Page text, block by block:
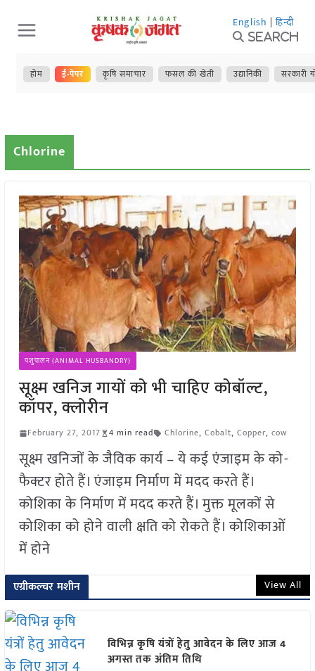
Skip
to
content
English | हिन्दी
Search
होम ई-पेपर कृषि समाचार फसल की खेती उद्यानिकी सरकारी
Chlorine
पशुपालन (ANIMAL HUSBANDRY)
सूक्ष्म खनिज गायों को भी चाहिए कोबॉल्ट,
कॉपर, क्लोरीन
February 27, 2017 4 min read Chlorine, Cobalt, Copper, cow
सूक्ष्म खनिजों के जैविक कार्य – ये कई एंजाइम के को-
फैक्टर होते हैं। एंजाइम निर्माण में मदद करते हैं।
कोशिका के निर्माण में मदद करते हैं। मुक्त मूलकों से
कोशिका को होने वाली क्षति को रोकते हैं। कोशिकाओं
में होने
एग्रीकल्चर मशीन View All
विभिन्न कृषि यंत्रों हेतु आवेदन के लिए आज 4
अगस्त तक अंतिम तिथि